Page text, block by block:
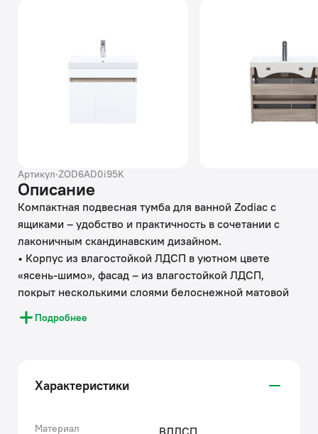
Артикул·ZOD6AD0i95K
Описание
Компактная подвесная тумба для ванной Zodiac с
ящиками – удобство и практичность в сочетании с
лаконичным скандинавским дизайном.
• Корпус из влагостойкой ЛДСП в уютном цвете
«ясень-шимо», фасад – из влагостойкой ЛДСП,
покрыт несколькими слоями белоснежной матовой
эмали. Такое качественное исполнение обеспечит
долгий срок службы мебели во влажном помещении
большой вместительной чашей в комплекте. Удобен
для гигиенических и хозяйственных нужд.
и упрощает процесс уборки.
Подробнее
Характеристики
Материал ВЛДСП